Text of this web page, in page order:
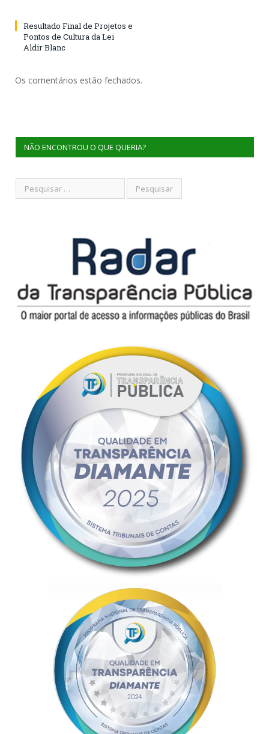
Resultado Final de Projetos e
Pontos de Cultura da Lei
Aldir Blanc
Os comentários estão fechados.
NÃO ENCONTROU O QUE QUERIA?